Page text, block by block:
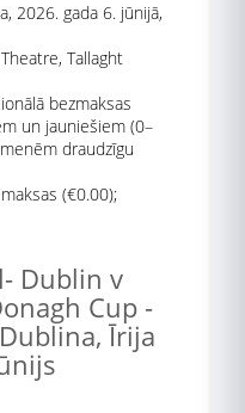
2026. gada 6. jūnijā,
Tallaght
bezmaksas
un jauniešiem (0–
draudzīgu
(€0.00);
Dublin v
Cup -
Īrija